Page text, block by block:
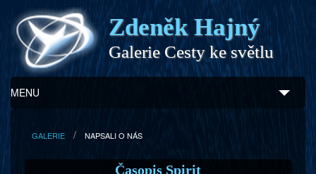
Zdeněk Hajný
Galerie Cesty ke světlu
MENU
Zdeněk Hajný
GALERIE NAPSALI O NÁS
Časopis Spirit